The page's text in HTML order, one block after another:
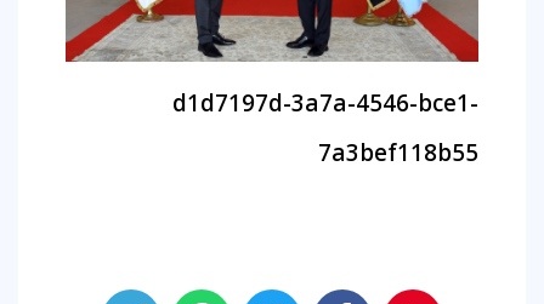
d1d7197d-3a7a-4546-bce1-
7a3bef118b55